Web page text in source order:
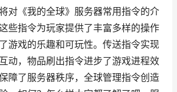
对《我的全球》服务器常用指令的介
些指令为玩家提供了丰富多样的操作
游戏的乐趣和可玩性。传送指令实现
动，物品刷出指令进步了游戏进程效
障了服务器秩序，全球管理指令创造